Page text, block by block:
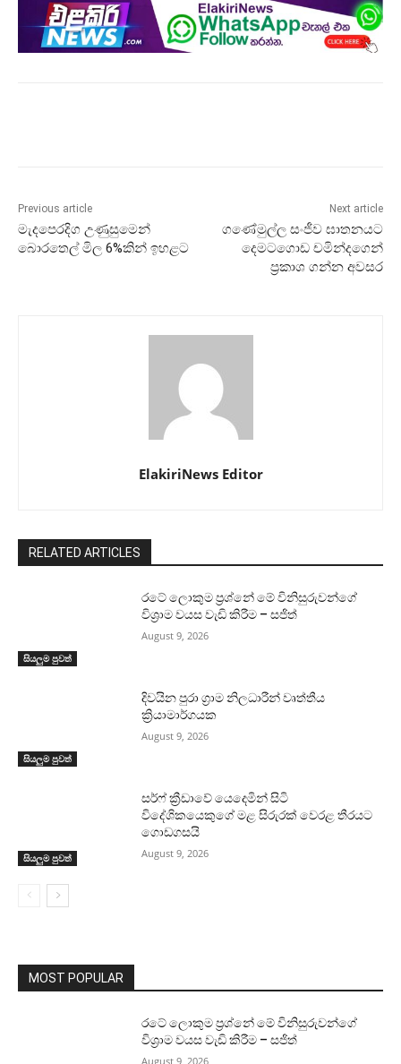
Previous article
මැදපෙරදිග උණුසුමෙන්
බොරතෙල් මිල 6%කින් ඉහළට
Next article
ගණේමුල්ල සංජීව ඝාතනයට
දෙමටගොඩ චමින්දගෙන්
ප්‍රකාශ ගන්න අවසර
ElakiriNews Editor
RELATED ARTICLES
සියලුම පුවත්
රටේ ලොකුම ප්‍රශ්නේ මේ විනිසුරුවන්ගේ
විශ්‍රාම වයස වැඩි කිරීම – සජිත්
August 9, 2026
සියලුම පුවත්
දිවයින පුරා ග්‍රාම නිලධාරීන් වෘත්තීය
ක්‍රියාමාර්ගයක
August 9, 2026
සියලුම පුවත්
සර්ෆ් ක්‍රීඩාවේ යෙදෙමින් සිටි
විදේශිකයෙකුගේ මළ සිරුරක් වෙරළ තීරයට
ගොඩගසයි
August 9, 2026
MOST POPULAR
රටේ ලොකුම ප්‍රශ්නේ මේ විනිසුරුවන්ගේ
විශ්‍රාම වයස වැඩි කිරීම – සජිත්
August 9, 2026